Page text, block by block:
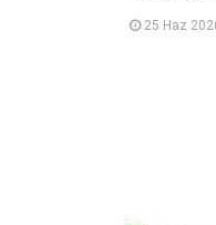
25 Haz